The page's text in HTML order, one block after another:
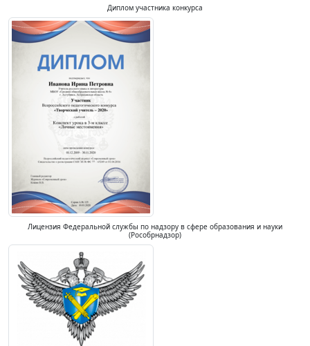
Диплом участника конкурса
Лицензия Федеральной службы по надзору в сфере образования и науки
(Рособрнадзор)